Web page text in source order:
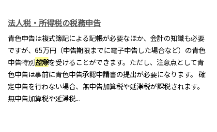
法人税・所得税の税務申告
青色申告は複式簿記による記帳が必要なほか、会計の知識も必要
ですが、65万円（申告期限までに電子申告した場合など）の青色
申告特別控除を受けることができます。ただし、注意点として青
色申告は事前に青色申告承認申請書の提出が必要になります。 確
定申告を行わない場合、無申告加算税や延滞税が課税されます。
無申告加算税や延滞税...